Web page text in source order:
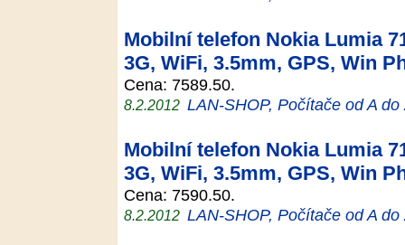
Mobilní telefon Nokia Lumia
3G, WiFi, 3.5mm, GPS, Win
Cena: 7589.50.
8.2.2012 LAN-SHOP, Počítače od A do
Mobilní telefon Nokia Lumia
3G, WiFi, 3.5mm, GPS, Win
Cena: 7590.50.
8.2.2012 LAN-SHOP, Počítače od A do